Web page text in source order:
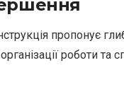
пропонує
роботи